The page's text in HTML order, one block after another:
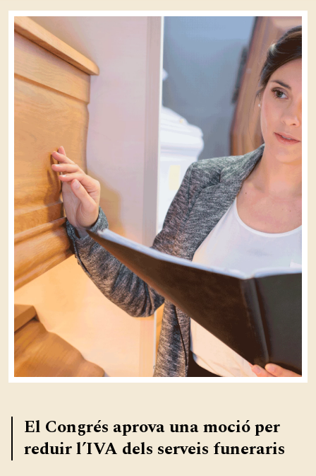
El Congrés aprova una moció per
reduir l’IVA dels serveis funeraris